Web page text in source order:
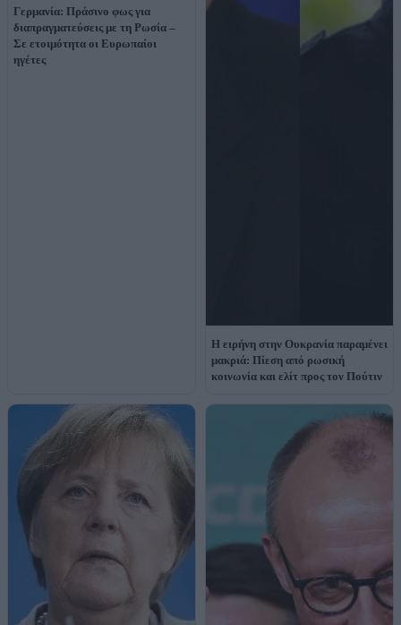
Γερμανία: Πράσινο φως για
διαπραγματεύσεις με τη Ρωσία –
Σε ετοιμότητα οι Ευρωπαίοι
ηγέτες
Η ειρήνη στην Ουκρανία παραμένει
μακριά: Πίεση από ρωσική
κοινωνία και ελίτ προς τον Πούτιν